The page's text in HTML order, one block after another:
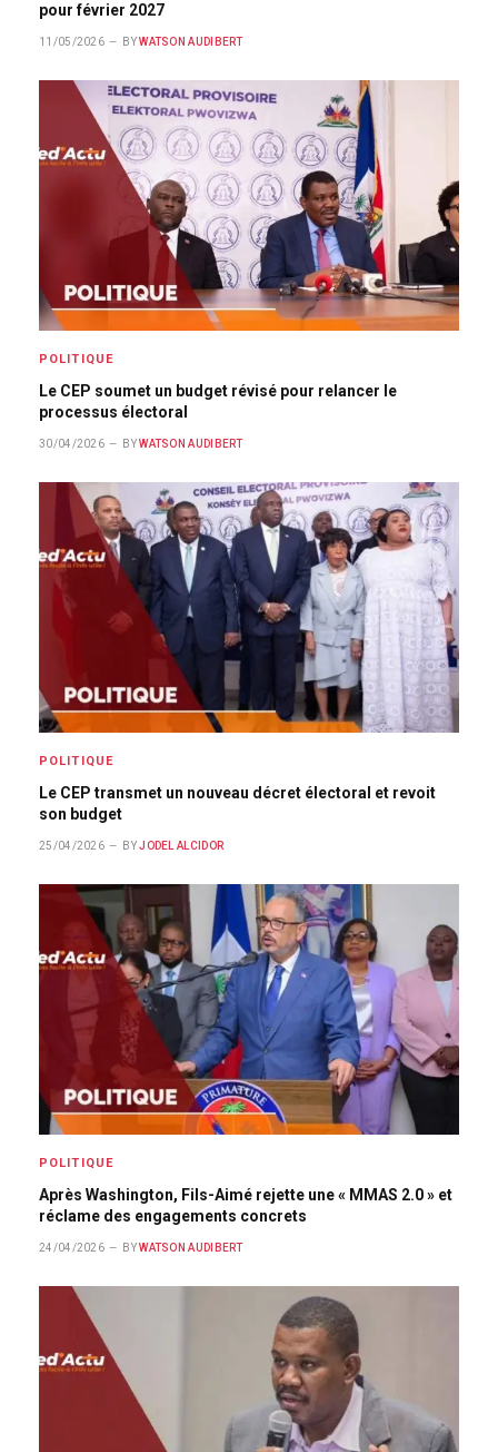
pour février 2027
11/05/2026 BY WATSON AUDIBERT
POLITIQUE
Le CEP soumet un budget révisé pour relancer le
processus électoral
30/04/2026 BY WATSON AUDIBERT
POLITIQUE
Le CEP transmet un nouveau décret électoral et revoit
son budget
25/04/2026 BY JODEL ALCIDOR
POLITIQUE
Après Washington, Fils-Aimé rejette une « MMAS 2.0 » et
réclame des engagements concrets
24/04/2026 BY WATSON AUDIBERT